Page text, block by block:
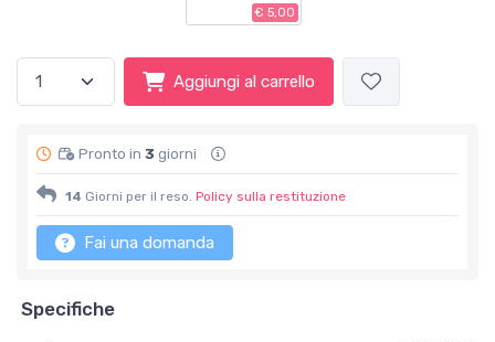
€ 5,00
Aggiungi al carrello
Pronto in 3 giorni
14 Giorni per il reso. Policy sulla restituzione
Fai una domanda
Specifiche